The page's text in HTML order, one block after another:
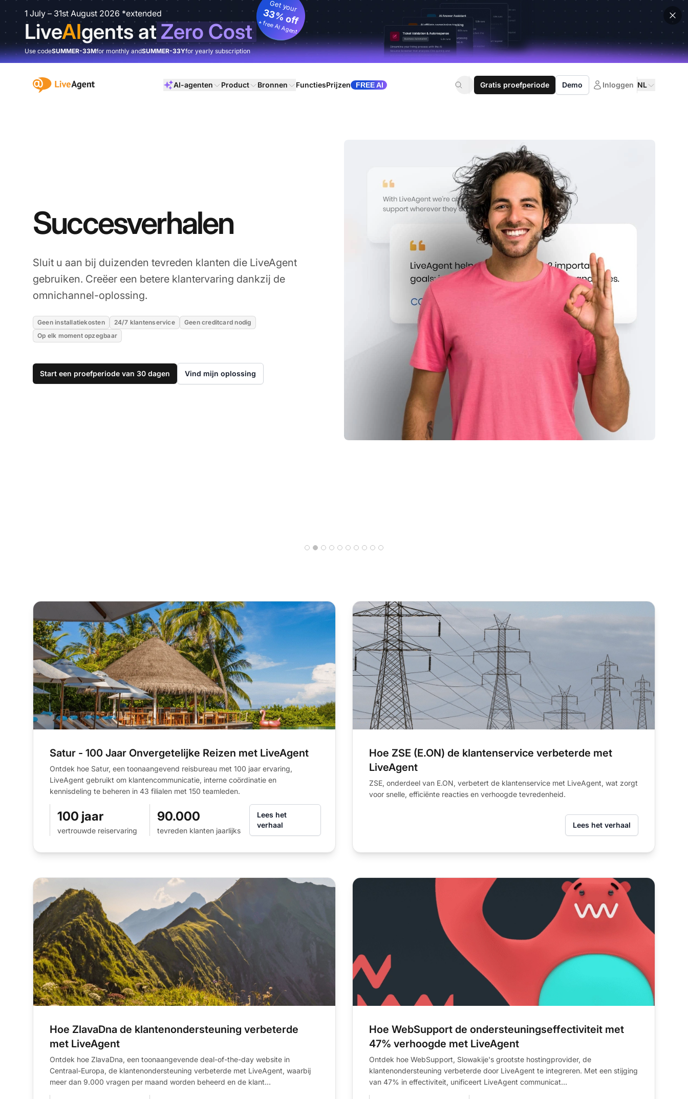
1 July – 31st August 2026 *extended
LiveAIgents atZero Cost
Get your
33% off
+ free AI Agent
Use codeSUMMER-33Mfor monthly andSUMMER-33Yfor yearly subscription
:site.title AI-agenten Product Bronnen FunctiesPrijzen FREE AI Gratis proefperiode Demo Inloggen NL
Succesverhalen
Sluit u aan bij duizenden tevreden klanten die LiveAgent
gebruiken. Creëer een betere klantervaring dankzij de
omnichannel-oplossing.
Geen installatiekosten 24/7 klantenservice
Geen creditcard nodig
Op elk moment opzegbaar
Start een proefperiode van 30 dagen Vind mijn oplossing
Satur - 100 Jaar Onvergetelijke Reizen met LiveAgent
Ontdek hoe Satur, een toonaangevend reisbureau met 100 jaar ervaring,
LiveAgent gebruikt om klantencommunicatie, interne coördinatie en
kennisdeling te beheren in 43 filialen met 150 teamleden.
100 jaar
vertrouwde reiservaring
90.000
tevreden klanten jaarlijks
Lees het
verhaal
Hoe ZSE (E.ON) de klantenservice verbeterde met
LiveAgent
ZSE, onderdeel van E.ON, verbetert de klantenservice met LiveAgent, wat zorgt
voor snelle, efficiënte reacties en verhoogde tevredenheid.
Lees het verhaal
Hoe ZlavaDna de klantenondersteuning verbeterde
met LiveAgent
Ontdek hoe ZlavaDna, een toonaangevende deal-of-the-day website in
Centraal-Europa, de klantenondersteuning verbeterde met LiveAgent, waarbij
meer dan 9.000 vragen per maand worden beheerd en de klant...
Hoe WebSupport de ondersteuningseffectiviteit met
47% verhoogde met LiveAgent
Ontdek hoe WebSupport, Slowakije's grootste hostingprovider, de
klantenondersteuning verbeterde door LiveAgent te integreren. Met een stijging
van 47% in effectiviteit, unificeert LiveAgent communicat...